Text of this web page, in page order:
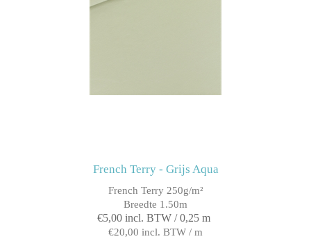
French Terry - Grijs Aqua
French Terry 250g/m²
Breedte 1.50m
€5,00 incl. BTW / 0,25 m
€20,00 incl. BTW / m